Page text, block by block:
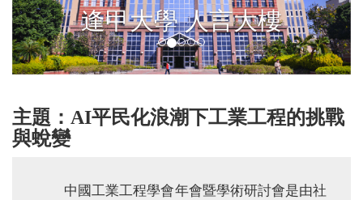
逢甲大學 人言大樓
主題：AI平民化浪潮下工業工程的挑戰
與蛻變
中國工業工程學會年會暨學術研討會是由社